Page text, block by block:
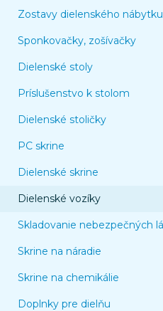
Zostavy dielenského nábytku
Sponkovačky, zošívačky
Dielenské stoly
Príslušenstvo k stolom
Dielenské stoličky
PC skrine
Dielenské skrine
Dielenské vozíky
Skladovanie nebezpečných
Skrine na náradie
Skrine na chemikálie
Doplnky pre dielňu